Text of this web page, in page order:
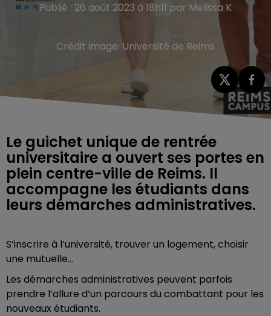
Publié : 26 août 2023 à 18h11 par Melissa K
Crédit image: Université de Reims
Le guichet unique de rentrée
universitaire a ouvert ses portes en
plein centre-ville de Reims. Il
accompagne les étudiants dans
S’inscrire à l’université, trouver un logement, choisir
une mutuelle…
Les démarches administratives peuvent parfois
prendre l’allure d’un parcours du combattant pour les
nouveaux étudiants.